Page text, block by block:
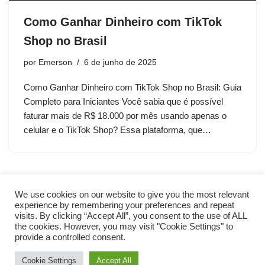
Como Ganhar Dinheiro com TikTok
Shop no Brasil
por Emerson 6 de junho de 2025
Como Ganhar Dinheiro com TikTok Shop no Brasil: Guia
Completo para Iniciantes Você sabia que é possível
faturar mais de R$ 18.000 por mês usando apenas o
celular e o TikTok Shop? Essa plataforma, que…
We use cookies on our website to give you the most relevant
experience by remembering your preferences and repeat
visits. By clicking “Accept All”, you consent to the use of ALL
the cookies. However, you may visit "Cookie Settings" to
provide a controlled consent.
Cookie Settings Accept All